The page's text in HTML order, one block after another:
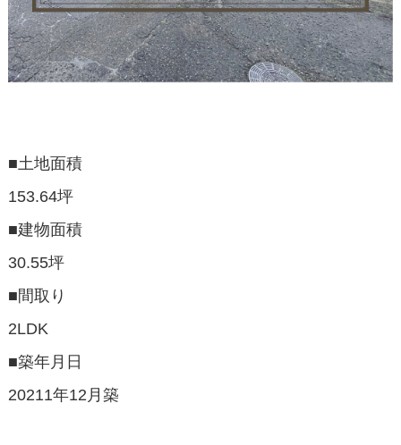
■土地面積
153.64坪
■建物面積
30.55坪
■間取り
2LDK
■築年月日
20211年12月築